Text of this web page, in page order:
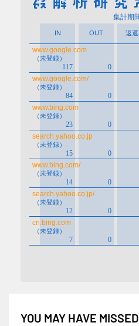
YOU MAY HAVE MISSED